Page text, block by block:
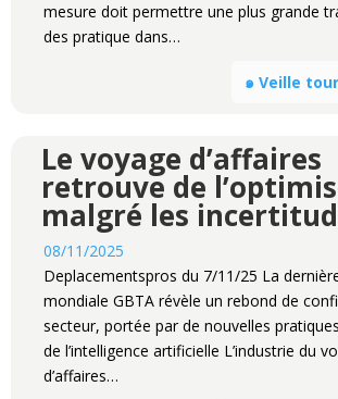
mesure doit permettre une plus grande
des pratique dans…
๑ Veille
Le voyage d’affaires
retrouve de
malgré les
08/11/2025
Deplacementspros du 7/11/25 La
mondiale GBTA révèle un rebond de
secteur, portée par de nouvelles
de l’intelligence artificielle L’industrie du
d’affaires…